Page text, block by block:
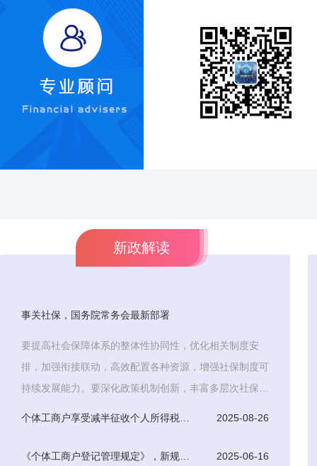
事关社保，国务院常务会最新部署
要提高社会保障体系的整体性协同性，优化相关制度安
排，加强衔接联动，高效配置各种资源，增强社保制度可
持续发展能力。要深化政策机制创新，丰富多层次社保体
2025-08-26
2025-06-16
新政解读